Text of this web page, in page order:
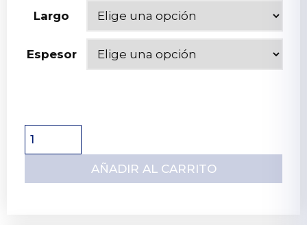
Largo
Espesor
AÑADIR AL CARRITO